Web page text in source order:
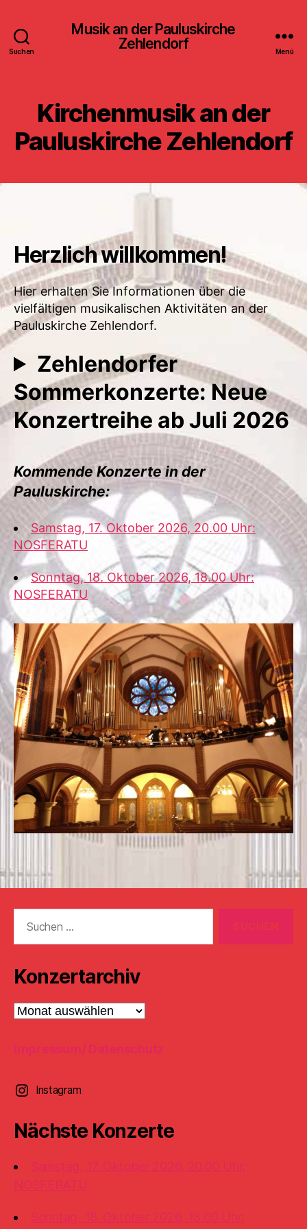
Suchen
Musik an der Pauluskirche
Zehlendorf
Menü
Kirchenmusik an der
Pauluskirche Zehlendorf
Herzlich willkommen!
Hier erhalten Sie Informationen über die
vielfältigen musikalischen Aktivitäten an der
Pauluskirche Zehlendorf.
Zehlendorfer
Sommerkonzerte: Neue
Konzertreihe ab Juli 2026
Kommende Konzerte in der
Pauluskirche:
Samstag, 17. Oktober 2026, 20.00 Uhr:
NOSFERATU
Sonntag, 18. Oktober 2026, 18.00 Uhr:
NOSFERATU
nach:
Konzertarchiv
Konzertarchiv
Impressum/ Datenschutz
Instagram
Nächste Konzerte
Samstag, 17. Oktober 2026, 20.00 Uhr:
NOSFERATU
Sonntag, 18. Oktober 2026, 18.00 Uhr: